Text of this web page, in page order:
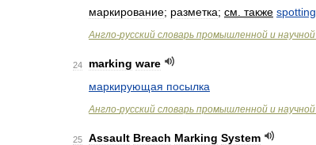
маркирование; разметка; см также spotting
Англо-русский словарь промышленной и научной
24 marking ware
маркирующая посылка
Англо-русский словарь промышленной и научной
25 Assault Breach Marking System